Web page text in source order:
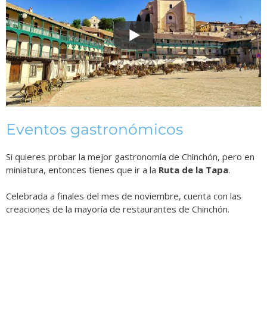
Eventos gastronómicos
Si quieres probar la mejor gastronomía de Chinchón, pero en
miniatura, entonces tienes que ir a la Ruta de la Tapa.
Celebrada a finales del mes de noviembre, cuenta con las
creaciones de la mayoría de restaurantes de Chinchón.